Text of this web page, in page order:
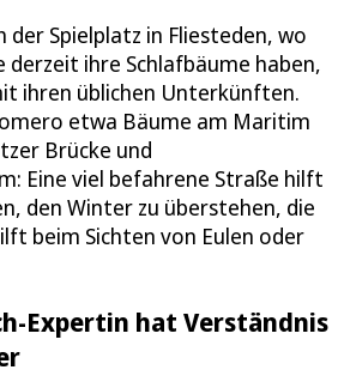
der Spielplatz in Fliesteden, wo
derzeit ihre Schlafbäume haben,
ihren üblichen Unterkünften.
etwa Bäume am Maritim
Brücke und
Eine viel befahrene Straße hilft
den Winter zu überstehen, die
beim Sichten von Eulen oder
Expertin hat Verständnis